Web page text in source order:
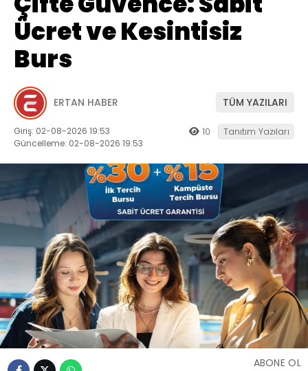
Ücret ve Kesintisiz
Burs
ERTAN HABER TÜM YAZILARI
Giriş: 02-08-2026 19:53
Güncelleme: 02-08-2026 19:53
10 Tanıtım Yazıları
ABONE OL